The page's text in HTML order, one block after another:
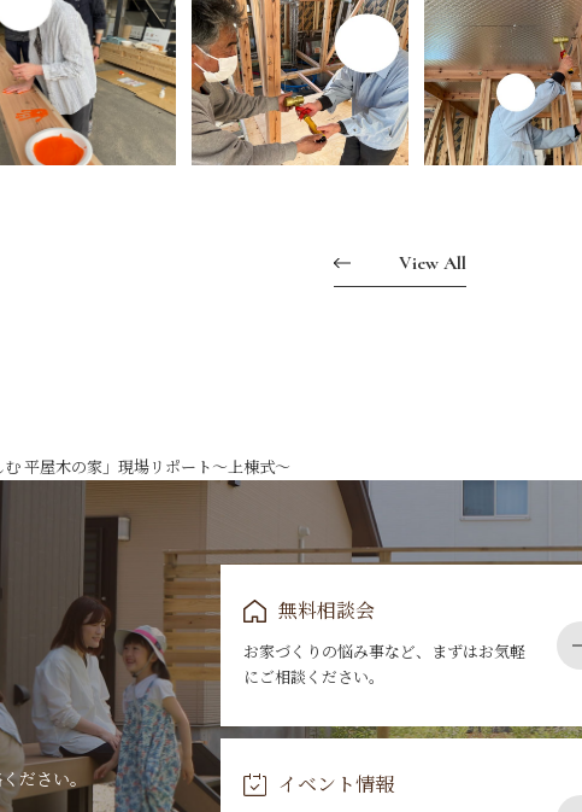
View All
む 平屋木の家」現場リポート～上棟式～
ださい。
無料相談会
お家づくりの悩み事など、まずはお気軽
にご相談ください。
イベント情報